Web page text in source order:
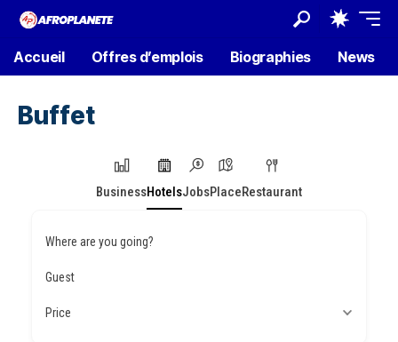
Accueil Offres d’emplois Biographies News
Buffet
BusinessHotelsJobsPlaceRestaurant
Where are you going?
Guest
Price